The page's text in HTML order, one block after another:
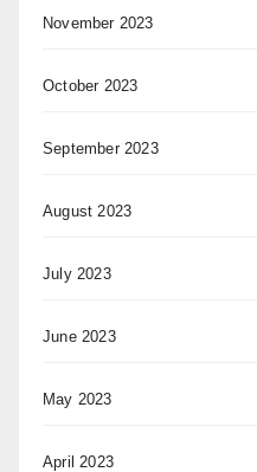
November 2023
October 2023
September 2023
August 2023
July 2023
June 2023
May 2023
April 2023